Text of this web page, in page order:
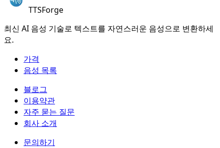
TTSForge
최신 AI 음성 기술로 텍스트를 자연스러운 음성으로 변환하세
요.
가격
음성 목록
블로그
이용약관
자주 묻는 질문
회사 소개
문의하기